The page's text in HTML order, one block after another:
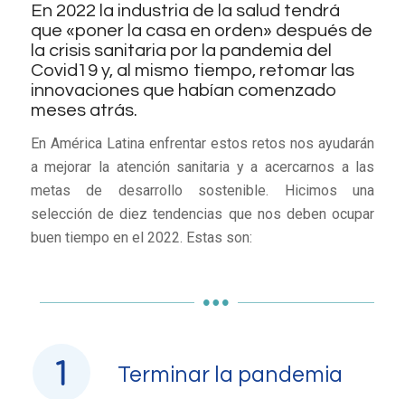
En 2022 la industria de la salud tendrá
que «poner la casa en orden» después de
la crisis sanitaria por la pandemia del
Covid19 y, al mismo tiempo, retomar las
innovaciones que habían comenzado
meses atrás.
En América Latina enfrentar estos retos nos ayudarán
a mejorar la atención sanitaria y a acercarnos a las
metas de desarrollo sostenible. Hicimos una
selección de diez tendencias que nos deben ocupar
buen tiempo en el 2022. Estas son:
Terminar la pandemia